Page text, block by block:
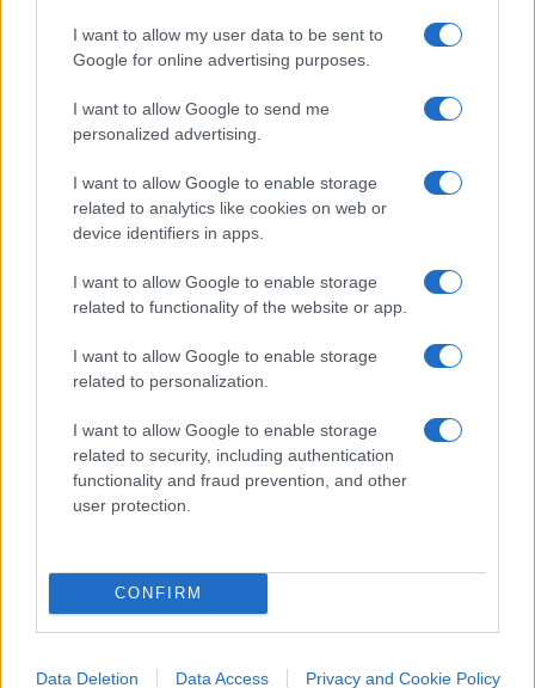
I want to allow my user data to be sent to
Google for online advertising purposes.
I want to allow Google to send me
personalized advertising.
I want to allow Google to enable storage
related to analytics like cookies on web or
device identifiers in apps.
I want to allow Google to enable storage
related to functionality of the website or app.
I want to allow Google to enable storage
related to personalization.
I want to allow Google to enable storage
related to security, including authentication
functionality and fraud prevention, and other
user protection.
CONFIRM
Data Deletion Data Access Privacy and Cookie Policy
autonomamente sviluppa
strategie avanzate di risoluzione dei problemi.
AI low cost
Non solo: per i famosi pesi, quei numeretti che
dicono quanto è importante la connessione tra
ciascun neurone sintetico della rete neuronale di
DeepSeek, pare si sia usata la rappresentazione
anziché FP32
. In pratica, si sacrifica precisione
usando meno cifre decimali per ogni peso:
quarto della memoria e della potenza di
calcolo a fronte di risultati paragonabili
Il risultato è non solo un sistema che non ha
bisogno di tutta la potenza di cui dicono di aver